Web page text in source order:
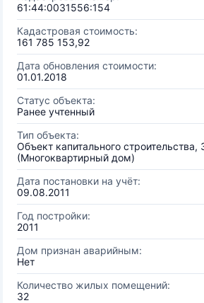
61:44:0031556:154
Кадастровая стоимость:
161 785 153,92
Дата обновления стоимости:
01.01.2018
Статус объекта:
Ранее учтенный
Тип объекта:
Объект капитального строительства,
(Многоквартирный дом)
Дата постановки на учёт:
09.08.2011
Год постройки:
2011
Дом признан аварийным:
Нет
Количество жилых помещений:
32